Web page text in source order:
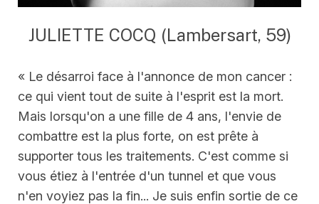
JULIETTE COCQ (Lambersart, 59)
« Le désarroi face à l'annonce de mon cancer :
ce qui vient tout de suite à l'esprit est la mort.
Mais lorsqu'on a une fille de 4 ans, l'envie de
combattre est la plus forte, on est prête à
supporter tous les traitements. C'est comme si
vous étiez à l'entrée d'un tunnel et que vous
n'en voyiez pas la fin... Je suis enfin sortie de ce